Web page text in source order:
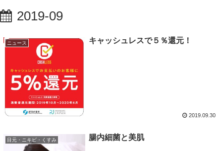
2019-09
ニュース キャッシュレスで５％還元！
2019.09.30
目元・ニキビ・くすみ 腸内細菌と美肌